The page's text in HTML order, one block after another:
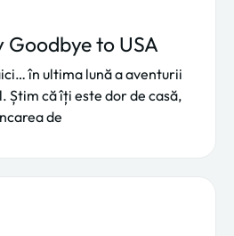
Goodbye to USA
în ultima lună a aventurii
Știm că îți este dor de casă,
de